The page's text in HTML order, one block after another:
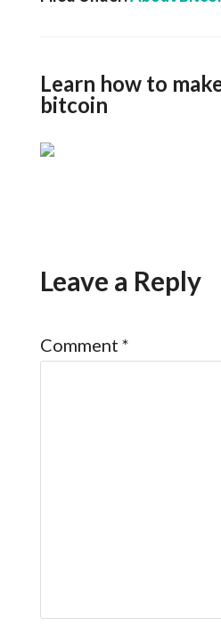
Learn how to
bitcoin
Leave a Reply
Comment *